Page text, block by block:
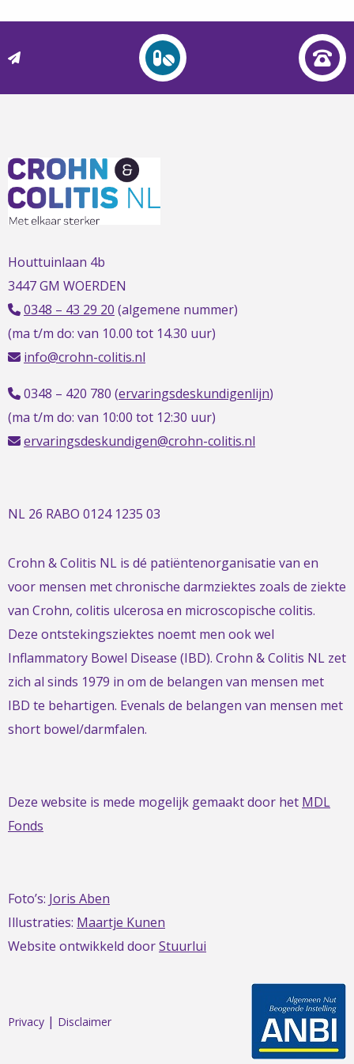
Houttuinlaan 4b
3447 GM WOERDEN
0348 – 43 29 20 (algemene nummer)
(ma t/m do: van 10.00 tot 14.30 uur)
info@crohn-colitis.nl
0348 – 420 780 (ervaringsdeskundigenlijn)
(ma t/m do: van 10:00 tot 12:30 uur)
ervaringsdeskundigen@crohn-colitis.nl
NL 26 RABO 0124 1235 03
Crohn & Colitis NL is dé patiëntenorganisatie van en
voor mensen met chronische darmziektes zoals de ziekte
van Crohn, colitis ulcerosa en microscopische colitis.
Deze ontstekingsziektes noemt men ook wel
Inflammatory Bowel Disease (IBD). Crohn & Colitis NL zet
zich al sinds 1979 in om de belangen van mensen met
IBD te behartigen. Evenals de belangen van mensen met
short bowel/darmfalen.
Deze website is mede mogelijk gemaakt door het MDL
Fonds
Foto’s: Joris Aben
Illustraties: Maartje Kunen
Website ontwikkeld doorStuurlui
Privacy | Disclaimer